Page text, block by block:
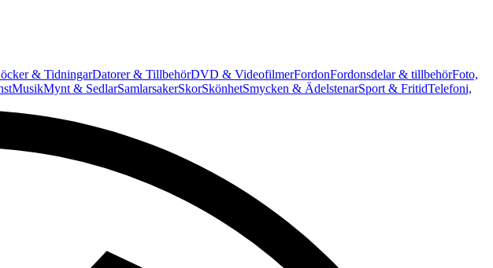
& TidningarDatorer & TillbehörDVD & VideofilmerFordonFordonsdelar & tillbehörFoto,
MusikMynt & SedlarSamlarsakerSkorSkönhetSmycken & ÄdelstenarSport & FritidTelefoni,